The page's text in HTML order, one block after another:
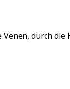
durch die